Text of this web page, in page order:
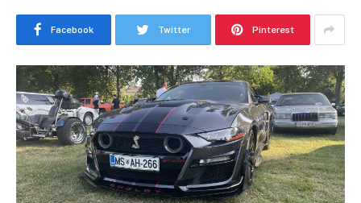
Facebook Twitter Pinterest